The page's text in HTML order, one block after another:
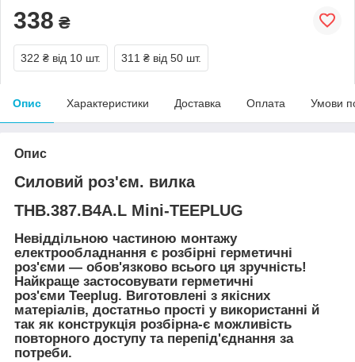
338 ₴
322 ₴ від 10 шт. 311 ₴ від 50 шт.
Опис Характеристики Доставка Оплата Умови
Опис
Силовий роз'єм. вилка
THB.387.B4A.L Mini-TEEPLUG
Невіддільною частиною монтажу
електрообладнання є розбірні герметичні
роз'єми — обов'язково всього ця зручність!
Найкраще застосовувати герметичні
роз'єми Teeplug. Виготовлені з якісних
матеріалів, достатньо прості у використанні й
так як конструкція розбірна-є можливість
повторного доступу та перепід'єднання за
потреби.